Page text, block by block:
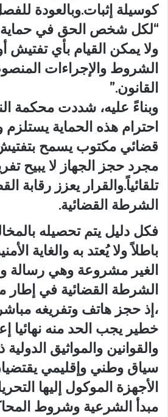
كوسيلة إثبات.وبالعودة
“لكل شخص الحق في حماية
ولا يمكن القيام بأي تفتيش
الشروط والإجراءات
القانون.”
وبناءً عليه، شددت محكمة
احترام هذه الحماية يستلزم
قضائي مكتوب يسمح
مجرد حجز الجهاز لا يبيح
تلقائياً.والقرار يعزز رقابة
الشرطة القضائية.
فكل دليل يتم تحصيله
باطلاً ولا يُعتد به والغاية
الغير مشروعة وهي رسالة
الشرطة القضائية في إطار
،إذ حجز هاتف وتفريغه
خطير يجب الحد منه نهائيا
والقوانين والمواثيق
سياق وطني وإقليمي
الأجهزة الموكول إليها
مبدأ الشرعية وشروط